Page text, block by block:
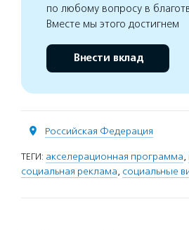
по любому вопросу в
Вместе мы этого достигнем
Внести вклад
Российская Федерация
ТЕГИ: акселерационная программа,
социальная реклама, социальные